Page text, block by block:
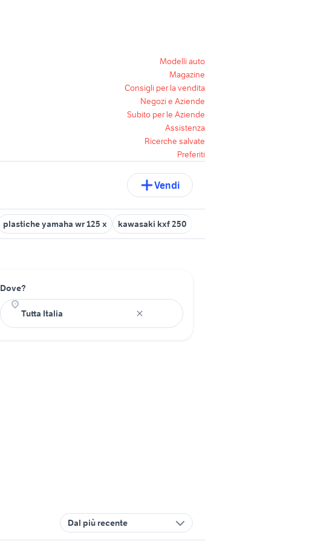
Modelli auto
Magazine
Consigli per la vendita
Negozi e Aziende
Subito per le Aziende
Assistenza
Ricerche salvate
Preferiti
Vendi
plastiche yamaha wr 125 x kawasaki kxf 250
Dove?
Dal più recente